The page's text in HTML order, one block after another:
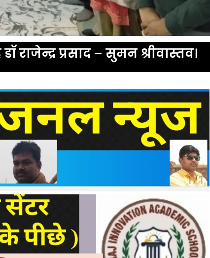
राजेन्द्र प्रसाद – सुमन श्रीवास्तव।